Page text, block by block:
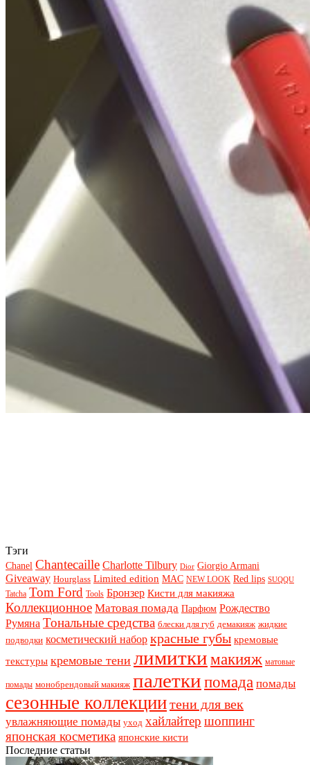
Тэги
Chanel Chantecaille Charlotte Tilbury Dior Giorgio Armani
Giveaway Hourglass Limited edition MAC NEW LOOK Red lips SUQQU
Tatcha Tom Ford Tools Бронзер Кисти для макияжа
Коллекционное Матовая помада Парфюм Рождество
Румяна Тональные средства блески для губ демакияж жидкие
подводки косметический набор красные губы кремовые
текстуры кремовые тени лимиткимакияж матовые
помады монобрендовый макияж палеткипомада помады
сезонные коллекциитени для век
увлажняющие помады уход хайлайтер шоппинг
японская косметика японские кисти
Последние статьи